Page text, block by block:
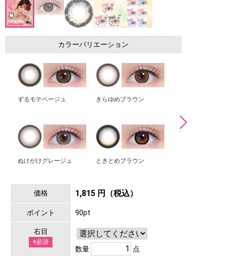
カラーバリエーション
ずるモテベージュ きらゆめブラウン
ぬけがけグレージュ ときとめブラウン
価格 1,815 円（税込）
ポイント 90pt
右目
※必須
数量 点